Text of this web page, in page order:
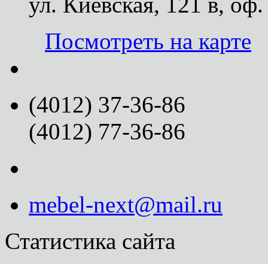
Посмотреть на карте
(4012) 37-36-86
(4012) 77-36-86
mebel-next@mail.ru
Статистика сайта